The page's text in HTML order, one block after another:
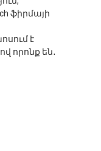
ֆիրմայի
է
որոնք են․